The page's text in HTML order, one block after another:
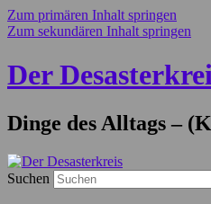
Zum primären Inhalt springen
Zum sekundären Inhalt springen
Der
Dinge des Alltags –
Suchen